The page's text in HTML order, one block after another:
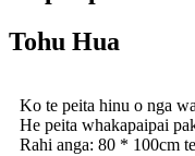
Tohu Hua
Ko te peita hinu o nga
He peita whakapaipai
Rahi anga: 80 * 100cm